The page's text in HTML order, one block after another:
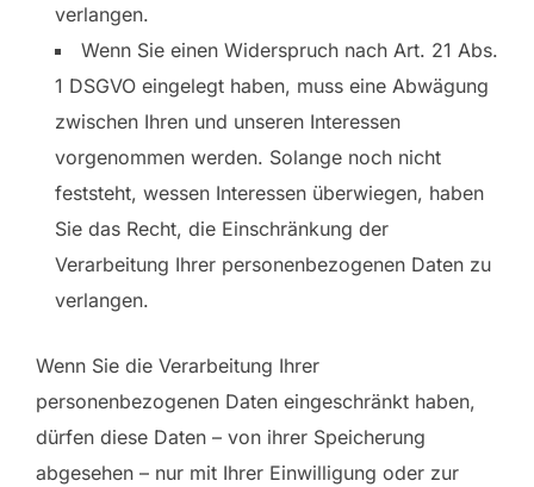
verlangen.
Wenn Sie einen Widerspruch nach Art. 21 Abs.
1 DSGVO eingelegt haben, muss eine Abwägung
zwischen Ihren und unseren Interessen
vorgenommen werden. Solange noch nicht
feststeht, wessen Interessen überwiegen, haben
Sie das Recht, die Einschränkung der
Verarbeitung Ihrer personenbezogenen Daten zu
verlangen.
Wenn Sie die Verarbeitung Ihrer
personenbezogenen Daten eingeschränkt haben,
dürfen diese Daten – von ihrer Speicherung
abgesehen – nur mit Ihrer Einwilligung oder zur